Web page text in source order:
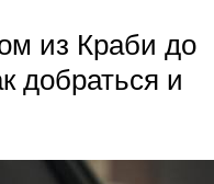
из Краби до
добраться и